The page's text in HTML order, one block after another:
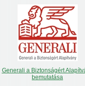
Generali a Biztonságért
bemutatása